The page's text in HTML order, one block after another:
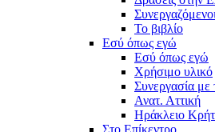
Συνεργαζόμενοι
To βιβλίο
Εσύ όπως εγώ
Εσύ όπως εγώ
Χρήσιμο υλικό
Συνεργασία
Ανατ. Αττική
Ηράκλειο
Στο Επίκεντρο